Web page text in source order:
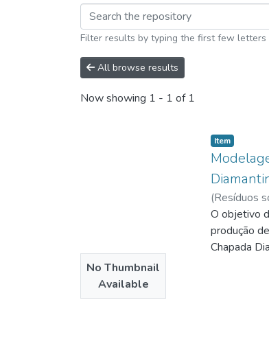
Browsing
Filter results by typing the first few letters
All browse results
Now showing 1 - 1 of 1
No Thumbnail
Available
Item type:
Item,
(Resíduos
O objetivo
produção
Chapada